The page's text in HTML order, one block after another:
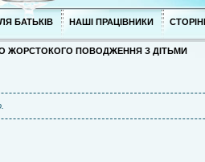
БАТЬКІВ НАШІ ПРАЦІВНИКИ
ЖОРСТОКОГО ПОВОДЖЕННЯ З ДІТЬМИ